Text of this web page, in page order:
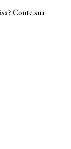
Conte sua